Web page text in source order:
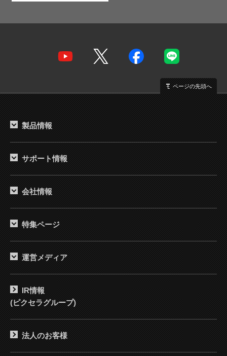
ページの先頭へ
製品情報
サポート情報
会社情報
特集ページ
運営メディア
IR情報
(ピクセラグループ)
法人のお客様